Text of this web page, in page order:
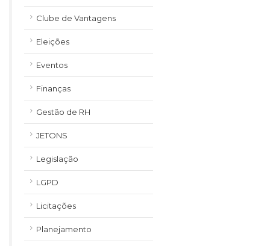
Clube de Vantagens
Eleições
Eventos
Finanças
Gestão de RH
JETONS
Legislação
LGPD
Licitações
Planejamento